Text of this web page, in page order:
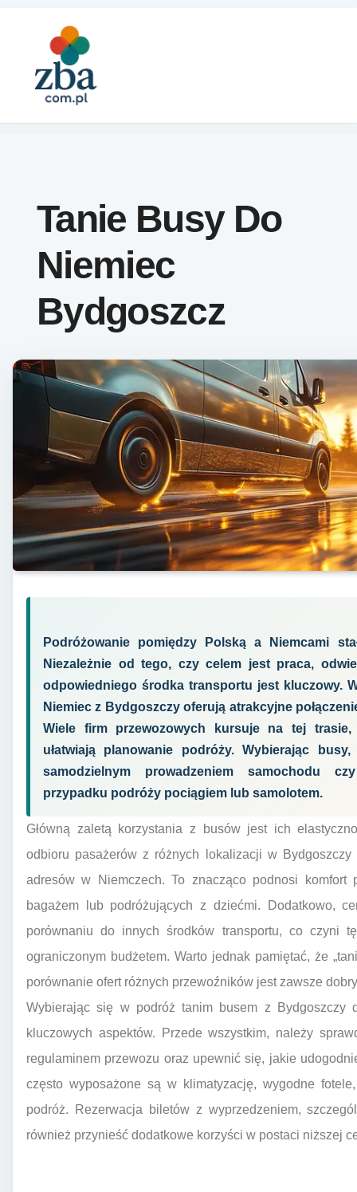
Tanie Busy Do
Niemiec
Bydgoszcz
Podróżowanie pomiędzy Polską a Niemcami
Niezależnie od tego, czy celem jest praca,
odpowiedniego środka transportu jest kluczowy.
Niemiec z Bydgoszczy oferują atrakcyjne
Wiele firm przewozowych kursuje na tej trasie,
ułatwiają planowanie podróży. Wybierając
samodzielnym prowadzeniem samochodu
przypadku podróży pociągiem lub samolotem.
Główną zaletą korzystania z busów jest ich
odbioru pasażerów z różnych lokalizacji w
adresów w Niemczech. To znacząco podnosi
bagażem lub podróżujących z dziećmi. Dodatkowo,
porównaniu do innych środków transportu, co czyni
ograniczonym budżetem. Warto jednak pamiętać, że
porównanie ofert różnych przewoźników jest zawsze
Wybierając się w podróż tanim busem z
kluczowych aspektów. Przede wszystkim, należy
regulaminem przewozu oraz upewnić się, jakie
często wyposażone są w klimatyzację, wygodne
podróż. Rezerwacja biletów z wyprzedzeniem,
również przynieść dodatkowe korzyści w postaci niższej